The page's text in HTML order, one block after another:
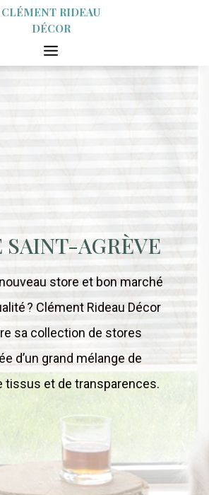
CLÉMENT RIDEAU
DÉCOR
SAINT-AGRÈVE
store et bon marché
? Clément Rideau Décor
sa collection de stores
d’un grand mélange de
tissus et de transparences.